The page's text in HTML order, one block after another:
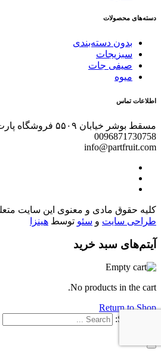
دسته‌های محصولات
بدون دسته‌بندی
سبزیجات
صیفی جات
میوه
اطلاعات تماس
مسقط بوشر خیابان ۵۵۰۹ فروشگاه پارت فروت
0096871730758
info@partfruit.com
کلیه حقوق مادی و معنوی این سایت
طراحی سایت و سئو توسط هینزا
آیتم‌های سبد خرید
No products in the cart.
Return to Shop
Search for: